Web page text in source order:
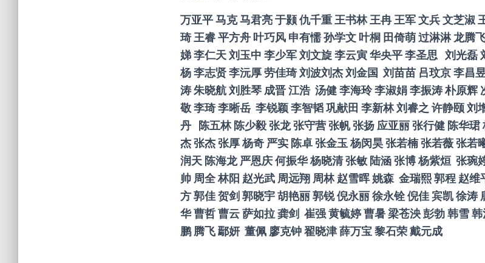
万亚平马克马君亮于颢仇千重 王书林王冉 王军文兵文芝淑
琦王睿平方舟 叶巧风 申有懦孙学文 叶桐 田倚萌过淋淋龙腾
娣李仁天刘玉中 李少军刘文旋李云寅华央平李圣思 刘光磊
杨李志贤李沅厚劳佳琦刘波刘杰刘金国 刘苗苗 吕玟京李昌昱
涛朱晓航刘胜琴 成晋江浩 汤健李海玲李淑娟李振涛朴原辉
敬李琦李晰岳 李锐颖李智韬巩献田 李新林刘睿之 许静颐刘
丹
陈五林 陈少毅张龙张守营张帆张扬 应亚丽张行健 陈华珺
杰张杰张厚杨奇 严实 陈卓张金玉杨闵昊张若楠张若薇张若
润天 陈海龙严恩庆何振华杨晓清张敏 陆涵张博杨紫烜 张琬
帅 周全林阳 赵光武 周远翔 周林赵雪晖姚森 金瑞熙郭程 赵维
方郭佳贺剑 郭晓宇胡艳丽郭锐倪永丽徐永铨倪佳宾凯徐涛
华曹哲曹云萨如拉龚剑 崔强黄毓婷曹暑梁苍泱彭勃韩雪韩
鹏腾飞鄢妍 董佩 廖克钟翟晓津薛万宝 黎石荣戴元成